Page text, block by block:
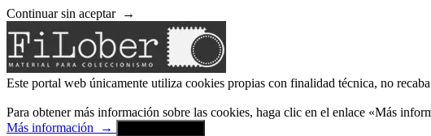
Continuar sin aceptar →
Este portal web únicamente utiliza cookies propias con finalidad técnica, no
Para obtener más información sobre las cookies, haga clic en el enlace «Más
Más información
→